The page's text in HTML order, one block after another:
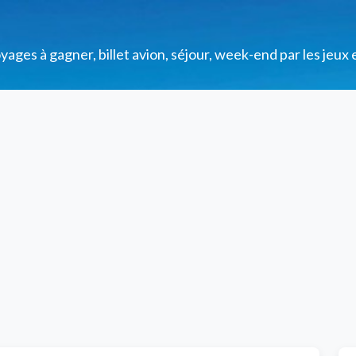
à gagner, billet avion, séjour, week-end par les jeux